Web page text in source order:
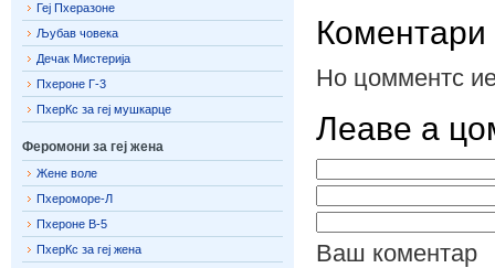
Коментари
Но цомментс
Леаве а
Ваш коментар
Геј Пхеразоне
Љубав човека
Дечак Мистерија
Пхероне Г-3
ПхерКс за геј мушкарце
Феромони за геј жена
Жене воле
Пхероморе-Л
Пхероне В-5
ПхерКс за геј жена